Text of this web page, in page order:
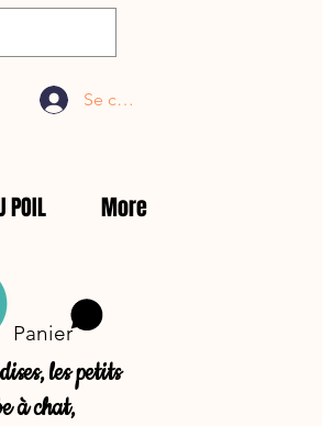
Se connecter
More
Panier
les petits
à chat,